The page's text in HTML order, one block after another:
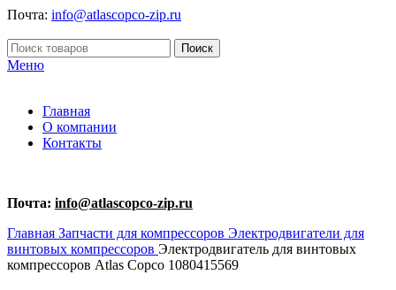
Почта: info@atlascopco-zip.ru
Поиск
Меню
Главная
О компании
Контакты
Почта: info@atlascopco-zip.ru
Главная Запчасти для компрессоров Электродвигатели для
винтовых компрессоров Электродвигатель для винтовых
компрессоров Atlas Copco 1080415569